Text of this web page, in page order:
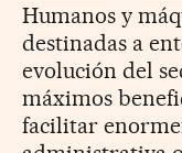
Humanos y
destinadas a
evolución del
máximos
facilitar